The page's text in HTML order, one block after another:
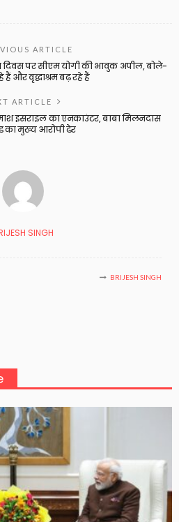
ARTICLE
दिवस पर सीएम योगी की भावुक अपील, बोले-
हैं और वृद्धाश्रम बढ़ रहे हैं
ARTICLE
इसराइल का एनकाउंटर, बाबा मिलनदास
का मुख्य आरोपी ढेर
SINGH
BRIJESH SINGH